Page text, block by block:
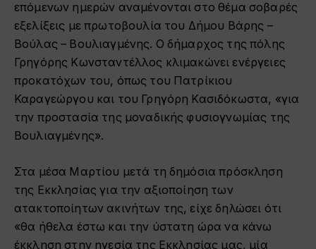
επόμενων ημερών αναμένονται στο θέμα σοβαρές
εξελίξεις με πρωτοβουλία του Δήμου Βάρης –
Βούλας – Βουλιαγμένης. Ο δήμαρχος της πόλης
Γρηγόρης Κωνσταντέλλος κλιμακώνει ενέργειες
προκατόχων του, όπως του Πατρίκιου
Καραγεώργου και του Γρηγόρη Κασιδόκωστα, «για
την προστασία της μοναδικής φυσιογνωμίας της
Βουλιαγμένης».
Στα μέσα Μαρτίου μετά τη δημόσια πρόσκληση
της Εκκλησίας για την αξιοποίηση των
ατακτοποίητων ακινήτων της, είχε δηλώσει ότι
«θα ήθελα έστω και την ύστατη ώρα να κάνω
έκκληση στην ηγεσία της Εκκλησίας μας, μία